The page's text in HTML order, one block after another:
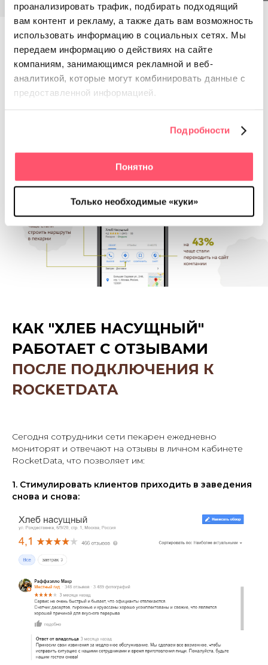
проанализировать трафик, подбирать подходящий
вам контент и рекламу, а также дать вам возможность
использовать информацию в социальных сетях. Мы
передаем информацию о действиях на сайте
компаниям, занимающимся рекламной и веб-
аналитикой, которые могут комбинировать данные с
предоставленной информацией.
Подробности
Понятно
Только необходимые «куки»
КАК ПОДКЛЮЧЕНИЕ
ROCKETDATA ПОВЛИЯЛО
НАКОЛИЧЕСТВО ЦЕЛЕВЫХ
КАК "ХЛЕБ НАСУЩНЫЙ"
РАБОТАЕТ С ОТЗЫВАМИ
ПОСЛЕ ПОДКЛЮЧЕНИЯ К
ROCKETDATA
Сегодня сотрудники сети пекарен ежедневно
мониторят и отвечают на отзывы в личном кабинете
RocketData, что позволяет им:
1. Стимулировать клиентов приходить в заведения
снова и снова: